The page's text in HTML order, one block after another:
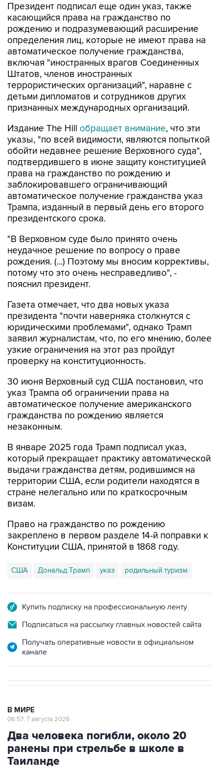
Президент подписал еще один указ, также
касающийся права на гражданство по
рождению и подразумевающий расширение
определения лиц, которые не имеют права на
автоматическое получение гражданства,
включая "иностранных врагов Соединенных
Штатов, членов иностранных
террористических организаций", наравне с
детьми дипломатов и сотрудников других
признанных международных организаций.
Издание The Hill обращает внимание, что эти
указы, "по всей видимости, являются попыткой
обойти недавнее решение Верховного суда",
подтвердившего в июне защиту конституцией
права на гражданство по рождению и
заблокировавшего ограничивающий
автоматическое получение гражданства указ
Трампа, изданный в первый день его второго
президентского срока.
"В Верховном суде было принято очень
неудачное решение по вопросу о праве
рождения. (...) Поэтому мы вносим коррективы,
потому что это очень несправедливо", -
пояснил президент.
Газета отмечает, что два новых указа
президента "почти наверняка столкнутся с
юридическими проблемами", однако Трамп
заявил журналистам, что, по его мнению, более
узкие ограничения на этот раз пройдут
проверку на конституционность.
30 июня Верховный суд США постановил, что
указ Трампа об ограничении права на
автоматическое получение американского
гражданства по рождению является
незаконным.
В январе 2025 года Трамп подписал указ,
который прекращает практику автоматической
выдачи гражданства детям, родившимся на
территории США, если родители находятся в
стране нелегально или по краткосрочным
визам.
Право на гражданство по рождению
закреплено в первом разделе 14-й поправки к
Конституции США, принятой в 1868 году.
США Дональд Трамп указ родильный туризм
Купить подписку на профессиональную ленту
Подписаться на рассылку главных новостей сайта
Получать оперативные новости в официальном
канале
В МИРЕ
06:57, 7 августа 2026
Два человека погибли, около 20
ранены при стрельбе в школе в
Таиланде